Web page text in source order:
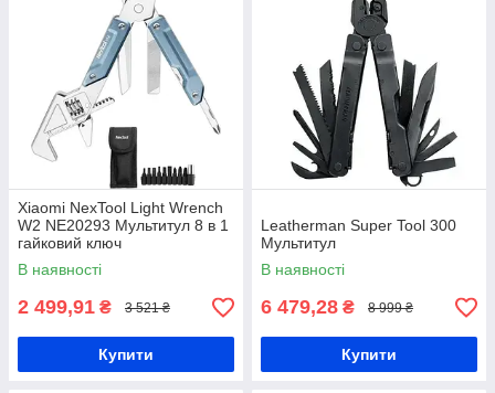
Xiaomi NexTool Light Wrench
W2 NE20293 Мультитул 8 в 1
гайковий ключ
В наявності
2 499,91 ₴ 3 521 ₴
Купити
Leatherman Super Tool 300
Мультитул
В наявності
6 479,28 ₴ 8 999 ₴
Купити